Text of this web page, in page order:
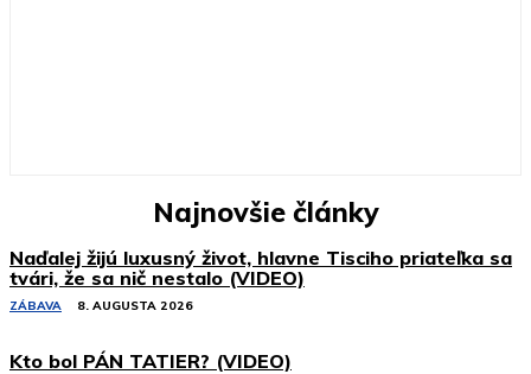
Najnovšie články
Naďalej žijú luxusný život, hlavne Tisciho priateľka sa
tvári, že sa nič nestalo (VIDEO)
ZÁBAVA 8. AUGUSTA 2026
Kto bol PÁN TATIER? (VIDEO)